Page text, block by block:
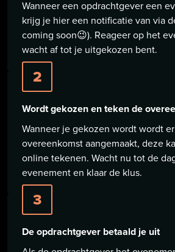
Wanneer een opdrachtgever een
krijg je hier een notificatie van via
coming soon😉). Reageer op het
wacht af tot je uitgekozen bent.
2
Wordt gekozen en teken de
Wanneer je gekozen wordt wordt
overeenkomst aangemaakt, deze
online tekenen. Wacht nu tot de
evenement en klaar de klus.
3
De opdrachtgever betaald je uit